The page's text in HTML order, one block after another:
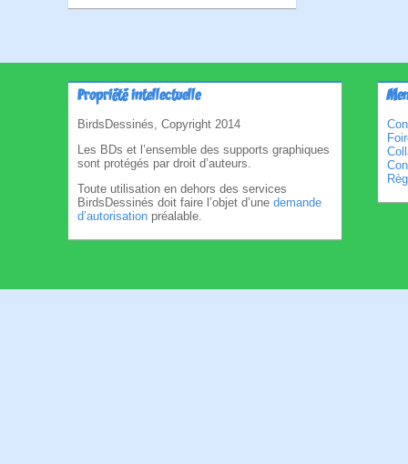
Propriété intellectuelle
BirdsDessinés, Copyright 2014
Les BDs et l’ensemble des supports graphiques
sont protégés par droit d’auteurs.
Toute utilisation en dehors des services
BirdsDessinés doit faire l’objet d’une demande
d’autorisation préalable.